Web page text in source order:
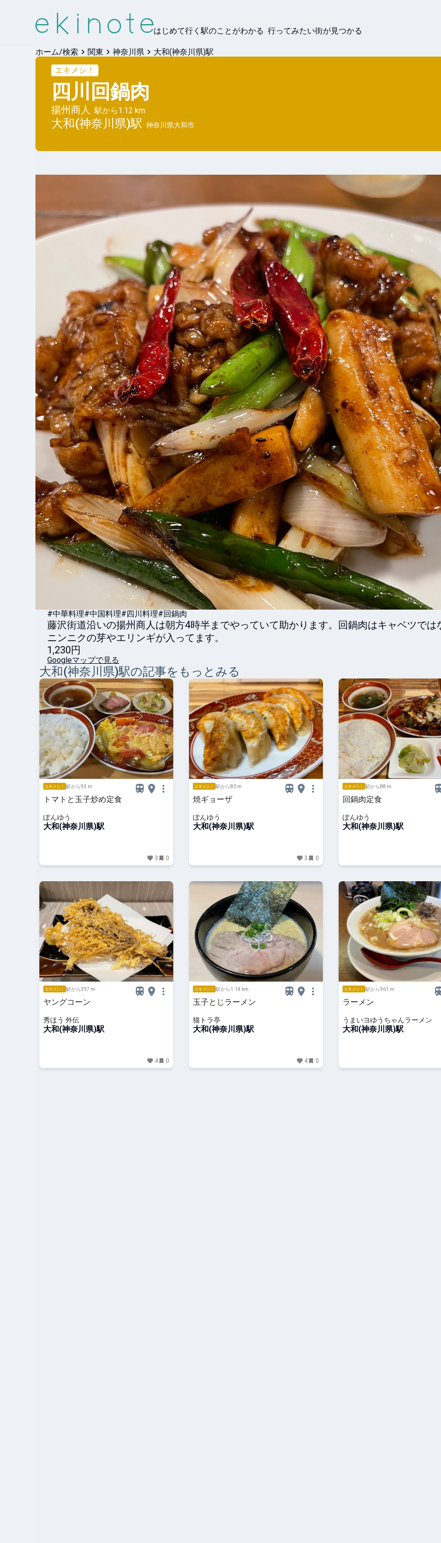
はじめて行く駅のことがわかる 行ってみたい街が見つかる
ホーム/検索 関東 神奈川県
大和(神奈川県)駅
エキメシ！
四川回鍋肉
揚州商人 駅から1.12 km
大和(神奈川県)駅 神奈川県大和市
#中華料理#中国料理#四川料理#回鍋肉
藤沢街道沿いの揚州商人は朝方4時半までやっていて助かります。回鍋肉はキャベツでは
ニンニクの芽やエリンギが入ってます。
1,230円
Googleマップで見る
大和(神奈川県)駅の記事をもっとみる
エキメシ！ 駅から93 m
トマトと玉子炒め定食
ぽんゆう
大和(神奈川県)駅
3 0
エキメシ！ 駅から80 m
焼ギョーザ
ぽんゆう
大和(神奈川県)駅
3 0
エキメシ！ 駅から88 m
回鍋肉定食
ぽんゆう
大和(神奈川県)駅
エキメシ！ 駅から297 m
ヤングコーン
秀ほう 外伝
大和(神奈川県)駅
4 0
エキメシ！ 駅から1.14 km
玉子とじラーメン
猫トラ亭
大和(神奈川県)駅
4 0
エキメシ！ 駅から961 m
ラーメン
うまいヨゆうちゃんラーメン
大和(神奈川県)駅